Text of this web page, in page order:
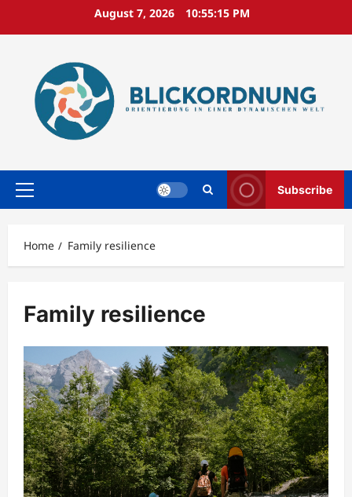
August 7, 2026 10:55:16 PM
Primary
Subscribe
Home Family resilience
Family resilience